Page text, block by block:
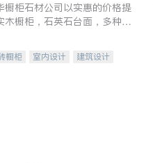
橱柜石材公司以实惠的价格提
木橱柜，石英石台面，多种优
品质厨房，家的选择。
橱柜 室内设计
建筑设计